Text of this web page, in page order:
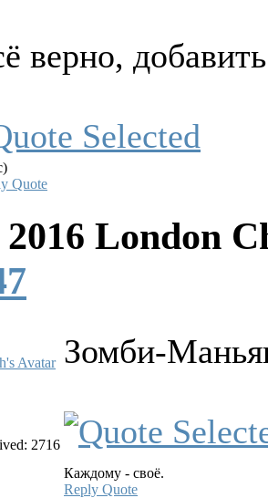
верно,
Quote
London
2716
Зомби-
Каждому - своё.
Reply Quote